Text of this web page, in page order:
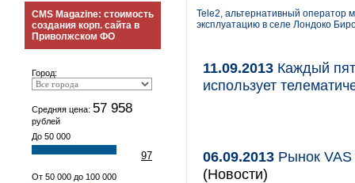
CMS Magazine: стоимость
создания корп. сайта в
Приволжском ФО
Город:
Средняя цена: 57 958
рублей
До 50 000
97
От 50 000 до 100 000
Tele2, альтернативный оператор
эксплуатацию в селе Лондоко
11.09.2013 Каждый
использует
06.09.2013 Рынок VAS
(Новости)